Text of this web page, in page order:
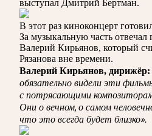
выступал Дмитрий Бертман.
В этот раз киноконцерт
За музыкальную часть
Валерий Кирьянов, который
Рязанова вне времени.
Валерий Кирьянов, дирижёр:
обязательно видели эти
с потрясающими
Они о вечном, о самом
что это всегда будет близко».